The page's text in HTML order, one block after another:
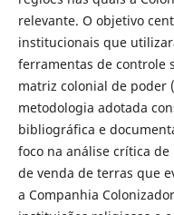
relevante. O objetivo
institucionais que
ferramentas de controle
matriz colonial de poder
metodologia adotada
bibliográfica e
foco na análise crítica
de venda de terras que
a Companhia